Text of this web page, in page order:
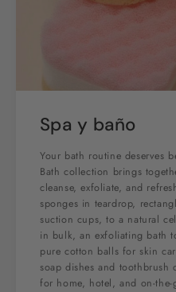
Spa y baño
Your bath routine deserves
Bath collection brings
cleanse, exfoliate, and
sponges in teardrop,
suction cups, to a natural
in bulk, an exfoliating bath
pure cotton balls for skin
soap dishes and
for home, hotel, and on-the-